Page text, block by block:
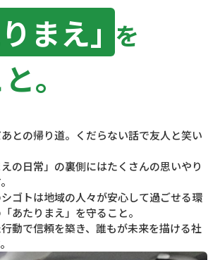
3分で分かるにしけいの仕事
しけい 採用公式SNS
査員
りまえ」を
｡
との帰り道。くだらない話で友人と笑い
の日常」の裏側にはたくさんの思いやり
ゴトは地域の人々が安心して過ごせる環
あたりまえ」を守ること。
動で信頼を築き、誰もが未来を描ける社